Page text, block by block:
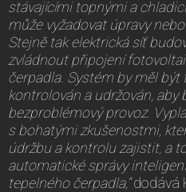
stávajícími topnými a
může vyžadovat úpravy
Stejně tak elektrická síť
zvládnout připojení
čerpadla. Systém by měl být
kontrolován a udržován, aby
bezproblémový provoz.
s bohatými zkušenostmi,
údržbu a kontrolu zajistit, a
automatické správy
tepelného čerpadla,“dodává